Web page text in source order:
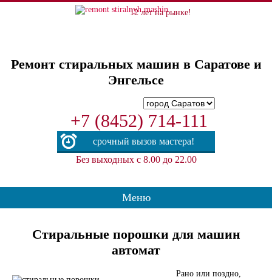
12 лет на рынке!
Ремонт стиральных машин в Саратове и
Энгельсе
+7 (8452) 714-111
срочный вызов мастера!
Без выходных с 8.00 до 22.00
Меню
Стиральные порошки для машин
автомат
Рано или поздно,